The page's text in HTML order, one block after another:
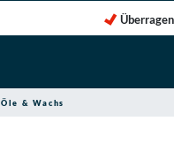
Öle & Wachs